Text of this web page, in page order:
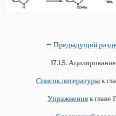
← Предыдущий
17.1.5. Ацилирование
Список литературык
Упражненияк главе